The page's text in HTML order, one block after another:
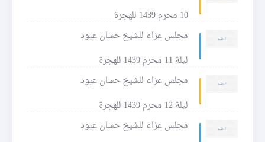
10 محرم 1439 للهجرة
مجلس عزاء للشيخ حسان عبود
ليلة 11 محرم 1439 للهجرة
مجلس عزاء للشيخ حسان عبود
ليلة 12 محرم 1439 للهجرة
مجلس عزاء للشيخ حسان عبود